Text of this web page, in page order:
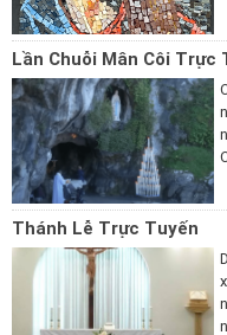
Lần Chuỗi Mân Côi Trực
Thánh Lễ Trực Tuyến